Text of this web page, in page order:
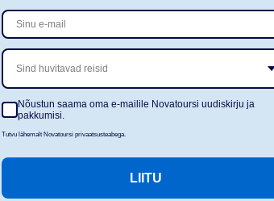
Näita kõiki
Sind huvitavad reisid
Nõustun saama oma e-mailile Novatoursi uudiskirju ja
pakkumisi.
Tutvu lähemalt Novatoursi privaatsusteabega.
LIITU